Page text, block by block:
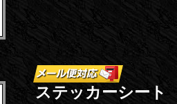
ステッカーシート